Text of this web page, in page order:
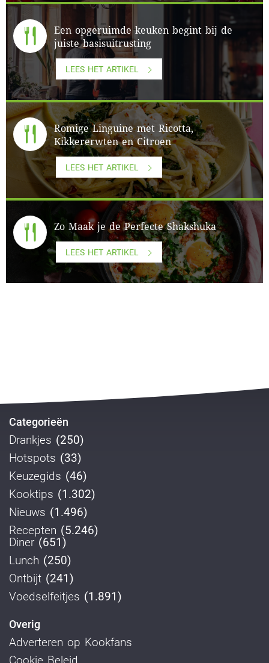
Een opgeruimde keuken begint bij de
juiste basisuitrusting
LEES HET ARTIKEL
Romige Linguine met Ricotta,
Kikkererwten en Citroen
LEES HET ARTIKEL
Zo Maak je de Perfecte Shakshuka
LEES HET ARTIKEL
Categorieën
Drankjes (250)
Hotspots (33)
Keuzegids (46)
Kooktips (1.302)
Nieuws (1.496)
Recepten (5.246)
Diner (651)
Lunch (250)
Ontbijt (241)
Voedselfeitjes (1.891)
Overig
Adverteren op Kookfans